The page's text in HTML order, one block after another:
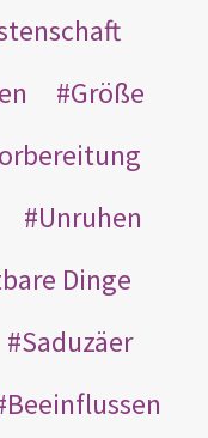
Größe
Unruhen
Dinge
Saduzäer
Beeinflussen